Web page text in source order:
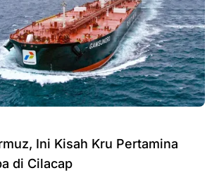
Ini Kisah Kru Pertamina
di Cilacap